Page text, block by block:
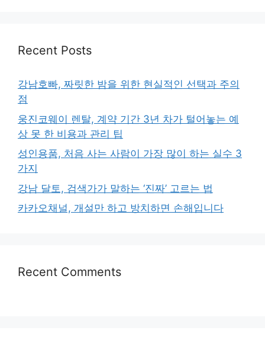
Recent Posts
강남호빠, 짜릿한 밤을 위한 현실적인 선택과 주의
점
웅진코웨이 렌탈, 계약 기간 3년 차가 털어놓는 예
상 못 한 비용과 관리 팁
성인용품, 처음 사는 사람이 가장 많이 하는 실수 3
가지
강남 달토, 검색가가 말하는 ‘진짜’ 고르는 법
카카오채널, 개설만 하고 방치하면 손해입니다
Recent Comments